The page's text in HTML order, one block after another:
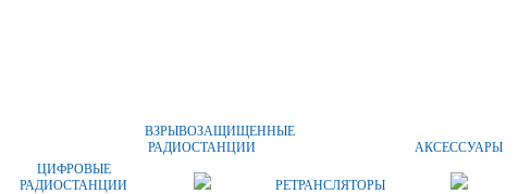
ЦИФРОВЫЕ
РАДИОСТАНЦИИ
ВЗРЫВОЗАЩИЩЕННЫЕ
РАДИОСТАНЦИИ
РЕТРАНСЛЯТОРЫ
АКСЕССУАРЫ